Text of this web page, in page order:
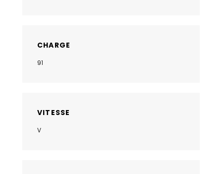
CHARGE
91
VITESSE
V